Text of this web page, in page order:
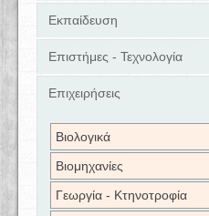
Εκπαίδευση
Επιστήμες - Τεχνολογία
Επιχειρήσεις
Βιολογικά
Βιομηχανίες
Γεωργία - Κτηνοτροφία